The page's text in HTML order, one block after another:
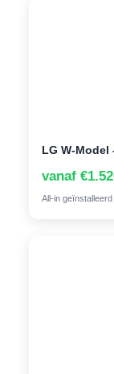
LG W-Model
vanaf
All-in geïnstalleerd